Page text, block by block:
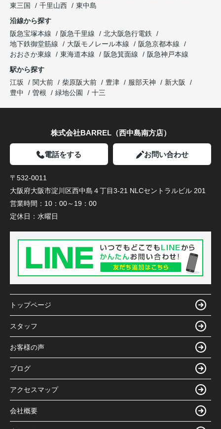
東三国
千里山西
東中島
沿線から探す
阪急宝塚本線
阪急千里線
北大阪急行電鉄
地下鉄御堂筋線
大阪モノレール本線
阪急京都本線
おおさか東線
東海道本線 阪急箕面線
阪急神戸本線
駅から探す
江坂
関大前 柴原阪大前 豊津 服部天神
新大阪
豊中
曽根 緑地公園 十三
株式会社BARREL（西中島南方店）
電話をする お問い合わせ
〒532-0011
大阪府大阪市淀川区西中島４丁目3-21 NLCセントラルビル 201
営業時間： 10：00～19：00
定休日： 水曜日
トップページ
スタッフ
お客様の声
ブログ
アクセスマップ
会社概要